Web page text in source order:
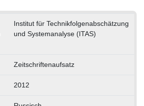
Institut für Technikfolgenabschätzung
und Systemanalyse (ITAS)
Zeitschriftenaufsatz
2012